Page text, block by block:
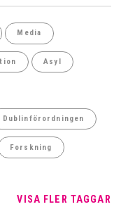
Media
Asyl
Dublinförordningen
Forskning
VISA FLER TAGGAR